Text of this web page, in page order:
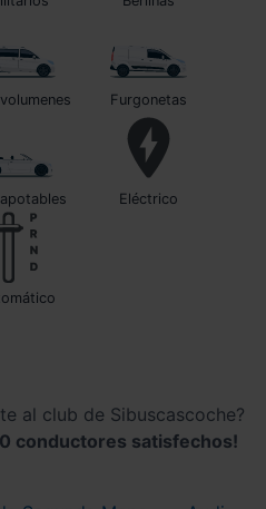
Furgonetas
Eléctrico
al club de Sibuscascoche?
conductores satisfechos!